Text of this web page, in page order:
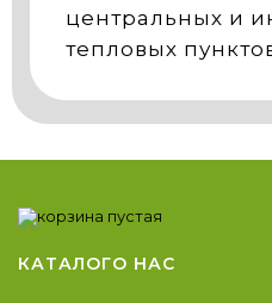
центральных и
тепловых
КАТАЛОГО НАС